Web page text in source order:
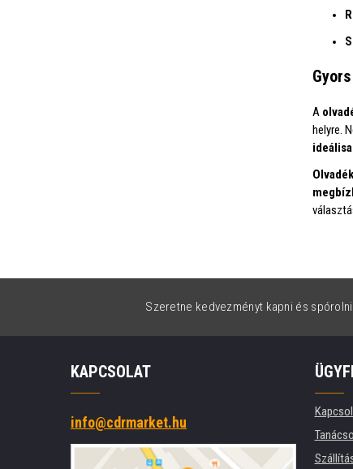
A
helyre.
Szeretne kedvezményt kapni és
KAPCSOLAT
info@cdrmarket.hu